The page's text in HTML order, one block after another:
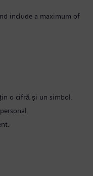
include a maximum of
o cifră și un simbol.